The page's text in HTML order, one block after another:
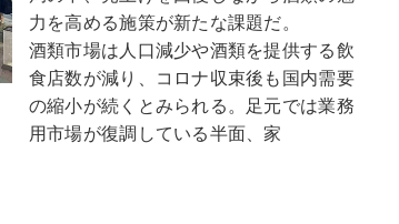
力を高める施策が新たな課題だ。
酒類市場は人口減少や酒類を提供する飲
食店数が減り、コロナ収束後も国内需要
の縮小が続くとみられる。足元では業務
用市場が復調している半面、家